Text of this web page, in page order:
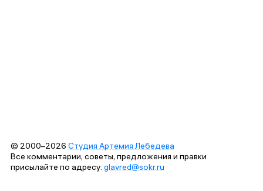
© 2000–2026 Студия Артемия Лебедева
Все комментарии, советы, предложения и правки
присылайте по адресу: glavred@sokr.ru